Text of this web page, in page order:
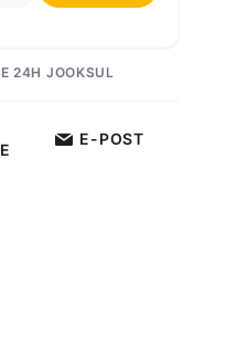
24H JOOKSUL
E-POST